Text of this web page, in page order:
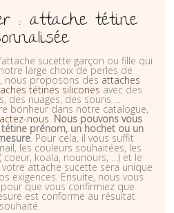
: attache tétine
sucette garçon ou fille qui
large choix de perles de
nous proposons des attaches
tétines silicones avec des
des nuages, des souris …
bonheur dans notre catalogue,
nous. Nous pouvons vous
prénom, un hochet ou un
. Pour cela, il vous suffit
les couleurs souhaitées, les
koala, nounours, …) et le
attache sucette sera unique
exigences. Ensuite, nous vous
que vous confirmiez que
est conforme au résultat
souhaité.